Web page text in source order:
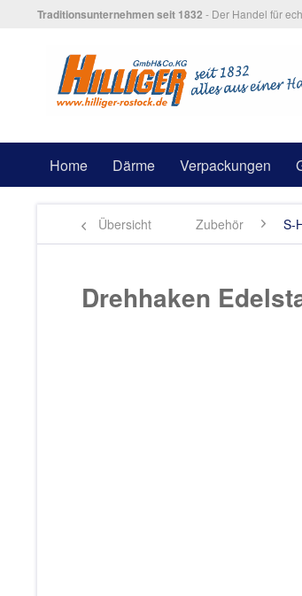
Traditionsunternehmen seit 1832 - Der Handel für
Home Därme Verpackungen
Übersicht Zubehör S-
Drehhaken